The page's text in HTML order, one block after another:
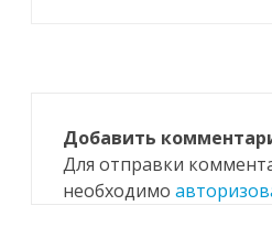
Добавить
Для отправки
необходимо